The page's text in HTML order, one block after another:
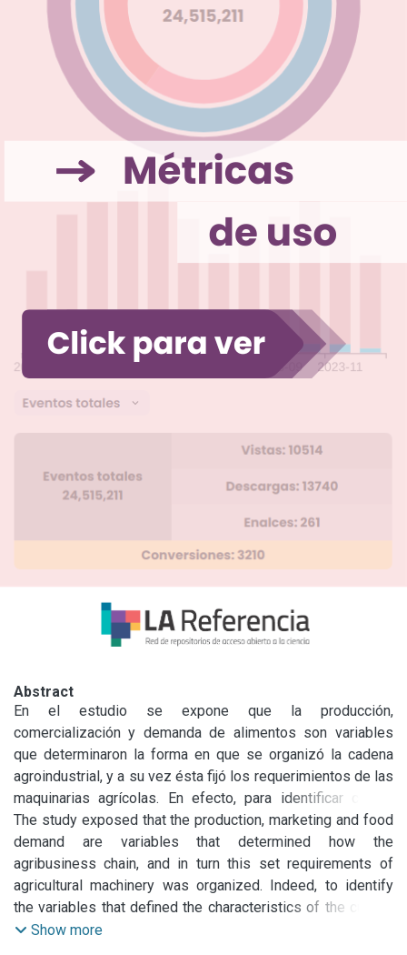
Abstract
En el estudio se expone que la producción,
comercialización y demanda de alimentos son variables
que determinaron la forma en que se organizó la cadena
agroindustrial, y a su vez ésta fijó los requerimientos de las
maquinarias agrícolas. En efecto, para identificar cuáles
fueron las variables que definieron las características del
actual parque de máquinas se describe la evolución de los
diferentes modelos agrícolas. Paralelamente se propone
un conjunto de herramientas cognitivas que permiten
sistematizar el proceso de abordaje de diseño de este tipo
de productos. De este modo, la investigación proporciona
The study exposed that the production, marketing and food
demand are variables that determined how the
agribusiness chain, and in turn this set requirements of
agricultural machinery was organized. Indeed, to identify
the variables that defined the characteristics of the current
evolution of machines of different farming models were
Show more